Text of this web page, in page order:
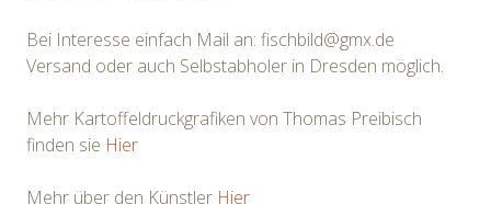
Bei Interesse einfach Mail an: fischbild@gmx.de
Versand oder auch Selbstabholer in Dresden möglich.
Mehr Kartoffeldruckgrafiken von Thomas Preibisch
finden sie Hier
Mehr über den Künstler Hier